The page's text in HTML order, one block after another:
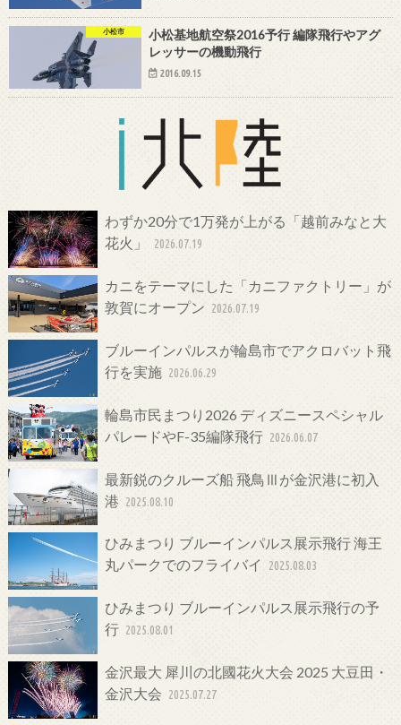
小松市
小松基地航空祭2016予行 編隊飛行やアグ
レッサーの機動飛行
2016.09.15
わずか20分で1万発が上がる「越前みなと大
花火」
2026.07.19
カニをテーマにした「カニファクトリー」が
敦賀にオープン 2026.07.19
ブルーインパルスが輪島市でアクロバット飛
行を実施 2026.06.29
輪島市民まつり2026 ディズニースペシャル
パレードやF-35編隊飛行 2026.06.07
最新鋭のクルーズ船 飛鳥Ⅲが金沢港に初入
港 2025.08.10
ひみまつり ブルーインパルス展示飛行 海王
丸パークでのフライバイ
2025.08.03
ひみまつり ブルーインパルス展示飛行の予
行 2025.08.01
金沢最大 犀川の北國花火大会 2025 大豆田・
金沢大会 2025.07.27